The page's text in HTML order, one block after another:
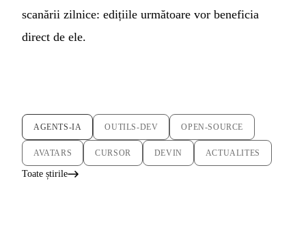
scanării zilnice: edițiile următoare vor beneficia
direct de ele.
AGENTS-IA OUTILS-DEV OPEN-SOURCE
AVATARS CURSOR DEVIN ACTUALITES
Toate știrile